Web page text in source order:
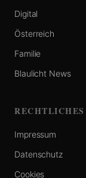
Digital
Österreich
Familie
Blaulicht News
RECHTLICHES
Impressum
Datenschutz
Cookies